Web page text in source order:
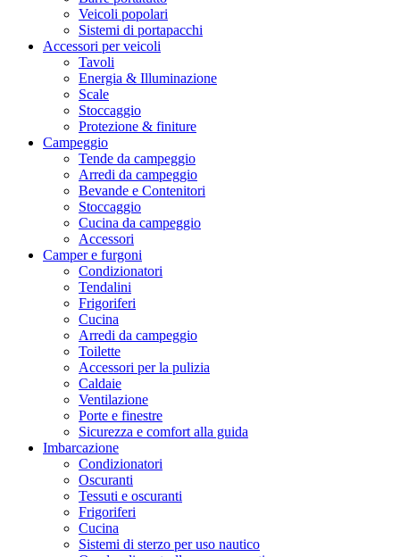
Veicoli popolari
Sistemi di portapacchi
Accessori per veicoli
Tavoli
Energia & Illuminazione
Scale
Stoccaggio
Protezione & finiture
Campeggio
Tende da campeggio
Arredi da campeggio
Bevande e Contenitori
Stoccaggio
Cucina da campeggio
Accessori
Camper e furgoni
Condizionatori
Tendalini
Frigoriferi
Cucina
Arredi da campeggio
Toilette
Accessori per la pulizia
Caldaie
Ventilazione
Porte e finestre
Sicurezza e comfort alla guida
Imbarcazione
Condizionatori
Oscuranti
Tessuti e oscuranti
Frigoriferi
Cucina
Sistemi di sterzo per uso nautico